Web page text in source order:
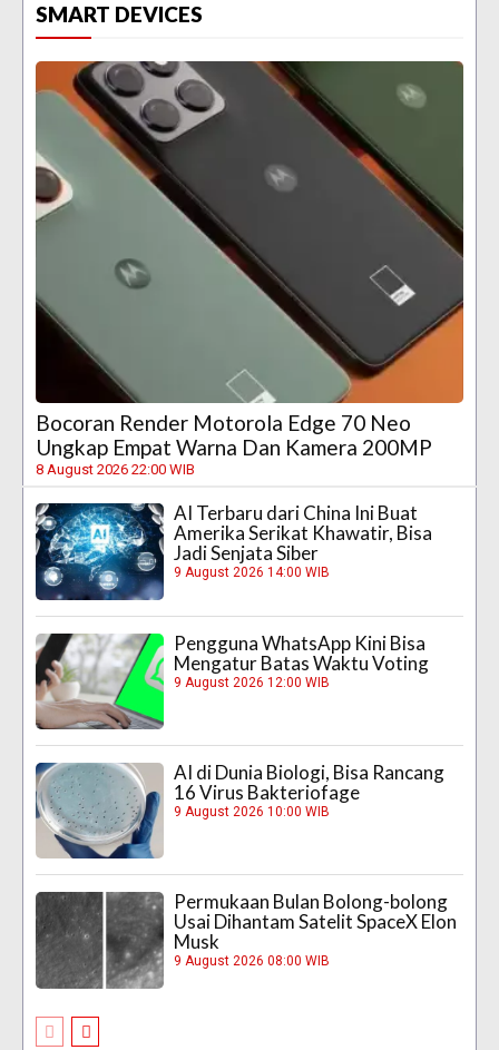
SMART DEVICES
Bocoran Render Motorola Edge 70 Neo
Ungkap Empat Warna Dan Kamera 200MP
8 August 2026 22:00 WIB
AI Terbaru dari China Ini Buat
Amerika Serikat Khawatir, Bisa
Jadi Senjata Siber
9 August 2026 14:00 WIB
Pengguna WhatsApp Kini Bisa
Mengatur Batas Waktu Voting
9 August 2026 12:00 WIB
AI di Dunia Biologi, Bisa Rancang
16 Virus Bakteriofage
9 August 2026 10:00 WIB
Permukaan Bulan Bolong-bolong
Usai Dihantam Satelit SpaceX Elon
Musk
9 August 2026 08:00 WIB